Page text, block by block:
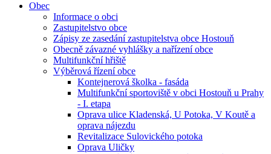
Obec
Informace o obci
Zastupitelstvo obce
Zápisy ze zasedání zastupitelstva obce Hostouň
Obecně závazné vyhlášky a nařízení obce
Multifunkční hřiště
Výběrová řízení obce
Kontejnerová školka - fasáda
Multifunkční sportoviště v obci Hostouň u Prahy
- I. etapa
Oprava ulice Kladenská, U Potoka, V Koutě a
oprava nájezdu
Revitalizace Sulovického potoka
Oprava Uličky